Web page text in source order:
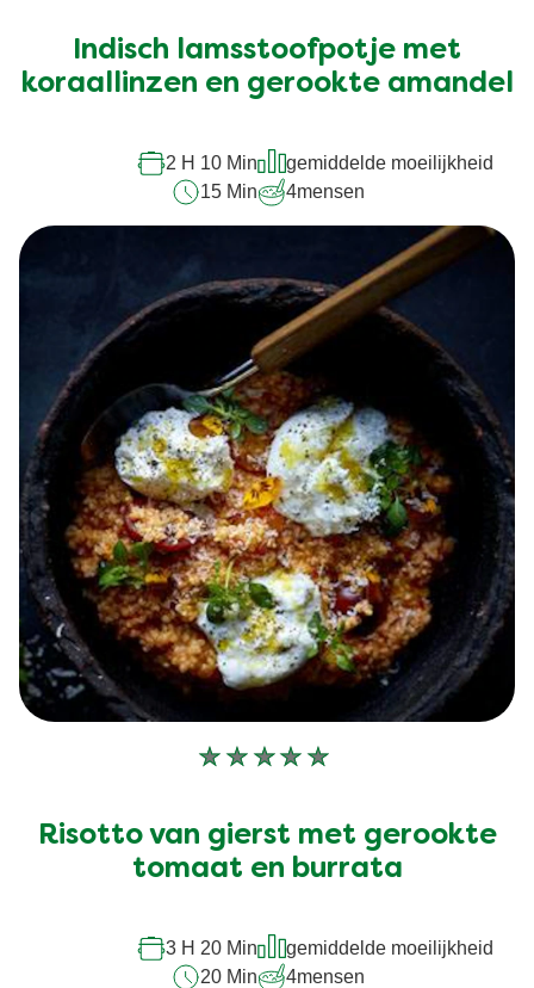
ingediend
voor
Indisch lamsstoofpotje met
koraallinzen en gerookte amandel
2 H 10 Min
gemiddelde moeilijkheid
15 Min
4mensen
Geen
ingediend
voor
Risotto van gierst met gerookte
tomaat en burrata
3 H 20 Min
gemiddelde moeilijkheid
20 Min
4mensen